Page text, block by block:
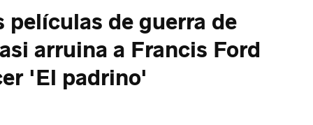
películas de guerra de
arruina a Francis Ford
'El padrino'